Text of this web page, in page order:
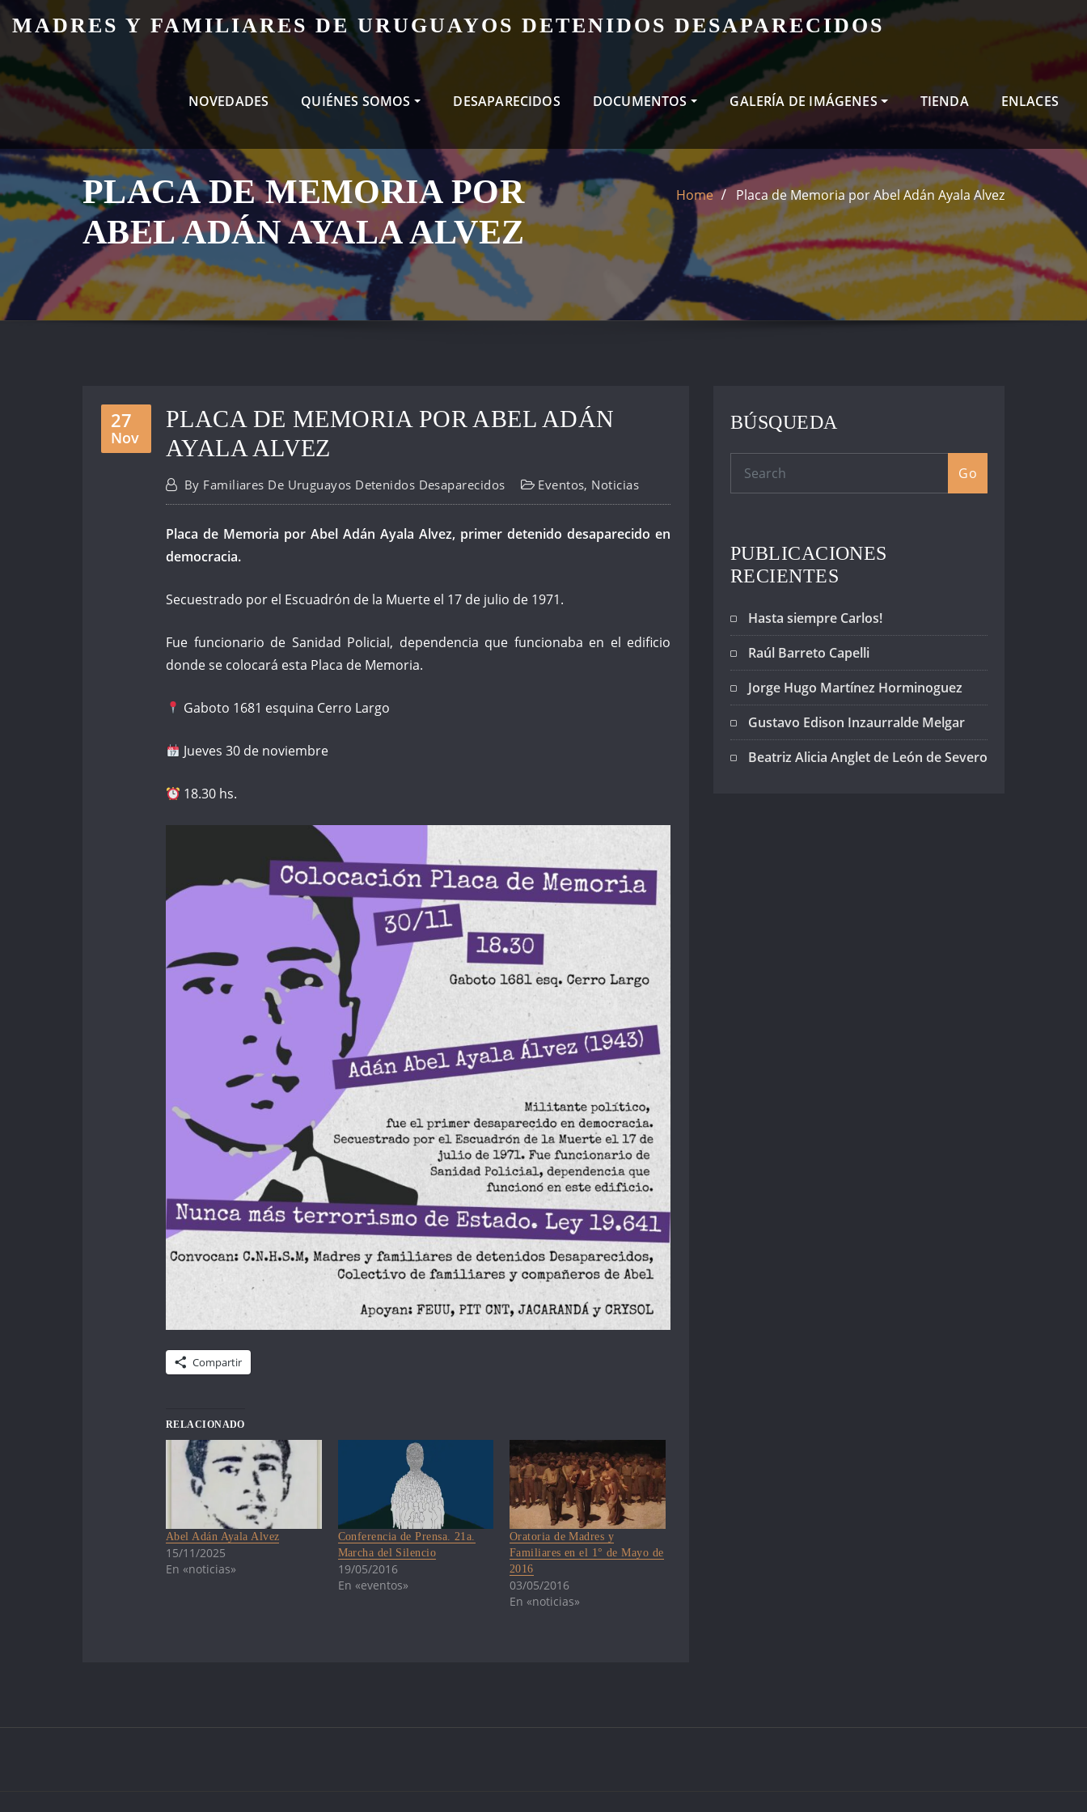
Skip
content
MADRES Y FAMILIARES DE URUGUAYOS DETENIDOS DESAPARECIDOS
NOVEDADES QUIÉNES SOMOS DESAPARECIDOS DOCUMENTOS GALERÍA DE IMÁGENES TIENDA ENLACES
PLACA DE MEMORIA POR
ABEL ADÁN AYALA ALVEZ
Home Placa de Memoria por Abel Adán Ayala Alvez
27
Nov
PLACA DE MEMORIA POR ABEL ADÁN
AYALA ALVEZ
By Familiares De Uruguayos Detenidos Desaparecidos Eventos, Noticias
Placa de Memoria por Abel Adán Ayala Alvez, primer detenido desaparecido en
democracia.
Secuestrado por el Escuadrón de la Muerte el 17 de julio de 1971.
Fue funcionario de Sanidad Policial, dependencia que funcionaba en el edificio
donde se colocará esta Placa de Memoria.
Gaboto 1681 esquina Cerro Largo
Jueves 30 de noviembre
18.30 hs.
Compartir
RELACIONADO
Abel Adán Ayala Alvez
15/11/2025
En «noticias»
Conferencia de Prensa. 21a.
Marcha del Silencio
19/05/2016
En «eventos»
Oratoria de Madres y
Familiares en el 1° de Mayo de
2016
03/05/2016
En «noticias»
BÚSQUEDA
Go
PUBLICACIONES
RECIENTES
Hasta siempre Carlos!
Raúl Barreto Capelli
Jorge Hugo Martínez Horminoguez
Gustavo Edison Inzaurralde Melgar
Beatriz Alicia Anglet de León de Severo